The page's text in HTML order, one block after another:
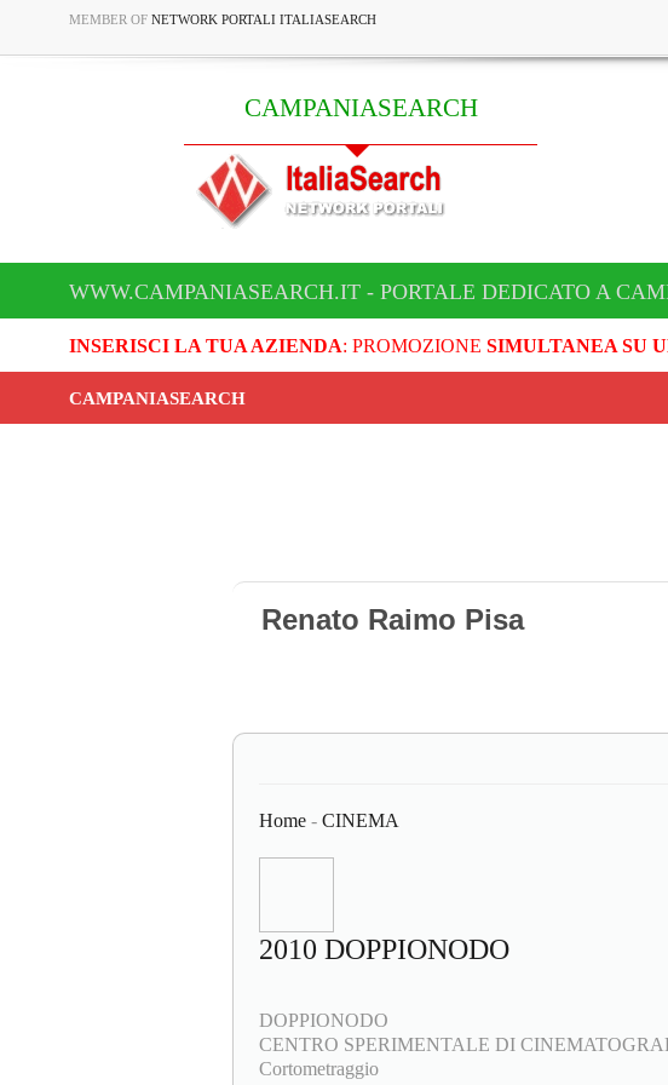
MEMBER OF NETWORK PORTALI ITALIASEARCH
CAMPANIASEARCH
WWW.CAMPANIASEARCH.IT - PORTALE DEDICATO A
INSERISCI LA TUA AZIENDA: PROMOZIONE SIMULTANEA SU
CAMPANIASEARCH
Renato Raimo Pisa
Home - CINEMA
2010 DOPPIONODO
DOPPIONODO
CENTRO SPERIMENTALE DI
Cortometraggio